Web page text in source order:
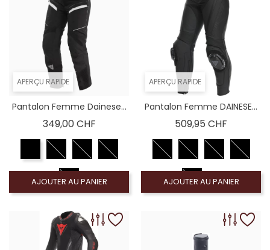
APERÇU RAPIDE
Pantalon Femme Dainese...
349,00 CHFPrix
AJOUTER AU PANIER
APERÇU RAPIDE
Pantalon Femme DAINESE...
509,95 CHF
AJOUTER AU PANIER